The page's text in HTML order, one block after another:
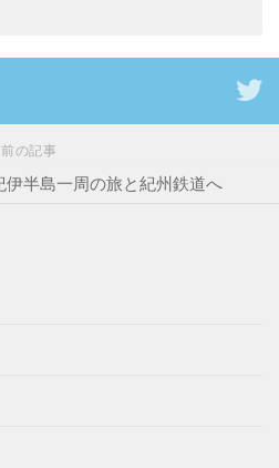
前の記事
半島一周の旅と紀州鉄道へ